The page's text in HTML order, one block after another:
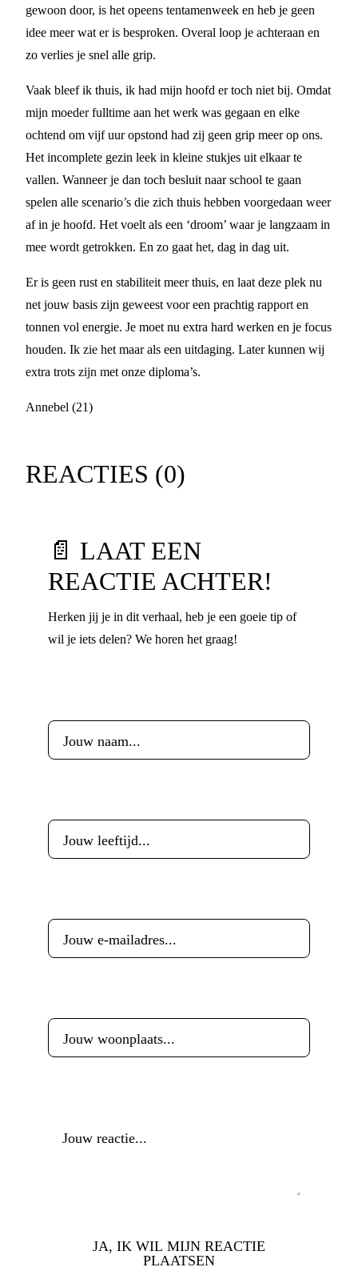
gewoon door, is het opeens tentamenweek en heb je geen
idee meer wat er is besproken. Overal loop je achteraan en
zo verlies je snel alle grip.
Vaak bleef ik thuis, ik had mijn hoofd er toch niet bij. Omdat
mijn moeder fulltime aan het werk was gegaan en elke
ochtend om vijf uur opstond had zij geen grip meer op ons.
Het incomplete gezin leek in kleine stukjes uit elkaar te
vallen. Wanneer je dan toch besluit naar school te gaan
spelen alle scenario’s die zich thuis hebben voorgedaan weer
af in je hoofd. Het voelt als een ‘droom’ waar je langzaam in
mee wordt getrokken. En zo gaat het, dag in dag uit.
Er is geen rust en stabiliteit meer thuis, en laat deze plek nu
net jouw basis zijn geweest voor een prachtig rapport en
tonnen vol energie. Je moet nu extra hard werken en je focus
houden. Ik zie het maar als een uitdaging. Later kunnen wij
extra trots zijn met onze diploma’s.
Annebel (21)
REACTIES (0)
📄 LAAT EEN
REACTIE ACHTER!
Herken jij je in dit verhaal, heb je een goeie tip of
wil je iets delen? We horen het graag!
JA, IK WIL MIJN REACTIE
PLAATSEN